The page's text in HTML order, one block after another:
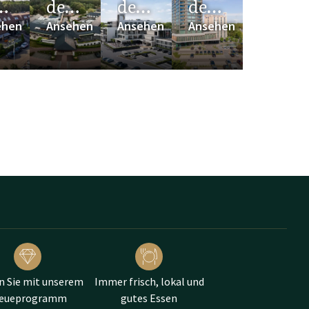
teilnehmen.
der
A58
Ansehen
der
A59
Ansehen
der
A73
Ansehen
Sie mit unserem
Immer frisch, lokal und
gutes Essen